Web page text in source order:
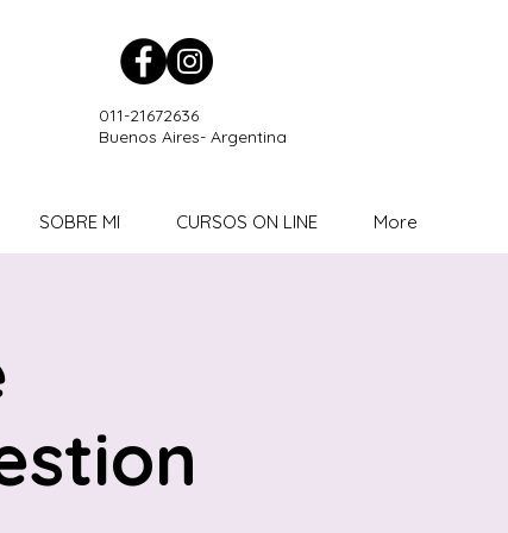
011-21672636
Buenos Aires- Argentina
SOBRE MI CURSOS ON LINE More